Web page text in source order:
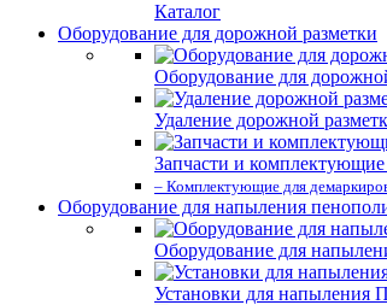
Каталог
Оборудование для дорожной разметки
Оборудование для
Удаление дорожной
Запчасти и
– Комплектующие для
Оборудование для напыления
Оборудование для
Установки для